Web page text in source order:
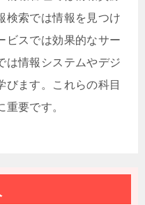
検索では情報を見つけ
ビスでは効果的なサー
は情報システムやデジ
びます。これらの科目
要です。